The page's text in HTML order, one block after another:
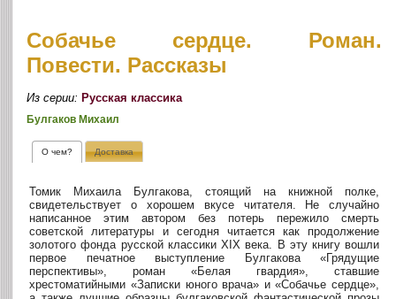
Собачье сердце. Роман.
Повести. Рассказы
Из серии:Русская классика
Булгаков Михаил
О чем? Доставка
Томик Михаила Булгакова, стоящий на книжной полке,
свидетельствует о хорошем вкусе читателя. Не случайно
написанное этим автором без потерь пережило смерть
советской литературы и сегодня читается как продолжение
золотого фонда русской классики XIX века. В эту книгу вошли
первое печатное выступление Булгакова «Грядущие
перспективы», роман «Белая гвардия», ставшие
хрестоматийными «Записки юного врача» и «Собачье сердце»,